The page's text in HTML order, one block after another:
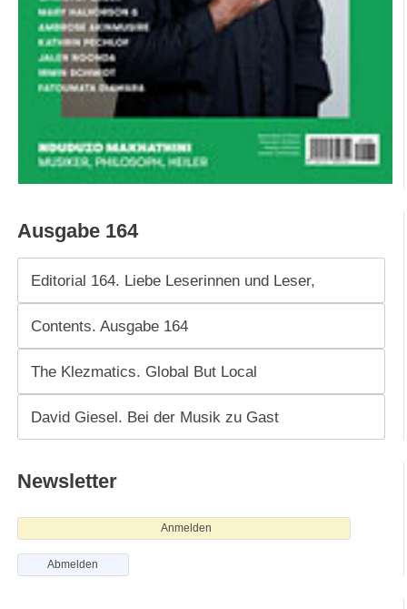
Ausgabe 164
Editorial 164. Liebe Leserinnen und Leser,
Contents. Ausgabe 164
The Klezmatics. Global But Local
David Giesel. Bei der Musik zu Gast
Newsletter
Anmelden
Abmelden